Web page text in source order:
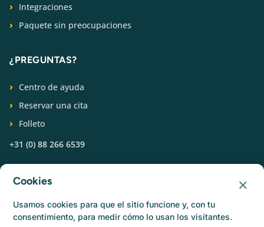
Integraciones
Paquete sin preocupaciones
¿PREGUNTAS?
Centro de ayuda
Reservar una cita
Folleto
+31 (0) 88 266 6539
Cookies ×
Usamos cookies para que el sitio funcione y, con tu
consentimiento, para medir cómo lo usan los visitantes.